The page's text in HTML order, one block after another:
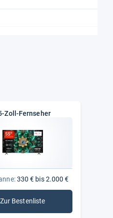
Zoll-Fernseher
330 € bis 2.000 €
Zur Bestenliste: 55-Zoll-Fernseher